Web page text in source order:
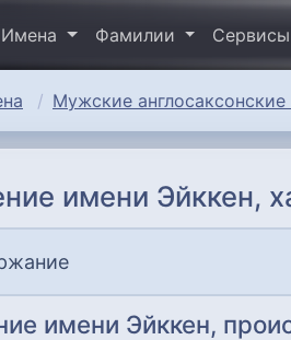
Имена Фамилии Сервисы
Мужские
имени Эйккен,
имени Эйккен,